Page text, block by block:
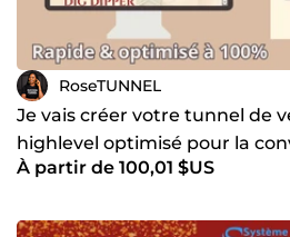
RoseTUNNEL
Je vais créer votre tunnel de
highlevel optimisé pour la
À partir de 100,01 $US